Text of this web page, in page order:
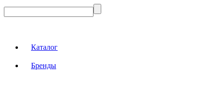
Каталог
Бренды